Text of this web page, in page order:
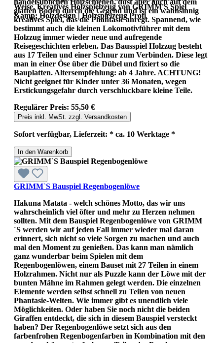
Weise. Kreatives Holzspielzeug von GRIMM'S Spiel
&amp; Holzdesign | Holzspielzeug Profi
glatten Boden durch die Gegend und ist ein wahnsinnig
kreatives Spiel, das die Phantasie anregt. Spannend, wie
bestimmt auch die kleinen Lokomotivführer mit dem
Holzzug immer wieder neue und aufregende
Reisegeschichten erleben. Das Bausspiel Holzzug besteht
aus 17 Teilen und einer Schnur zum Verbinden. Diese legt
man in einer Öse über die Dübel und fixiert so die
Bauplatten. Altersempfehlung: ab 4 Jahre. ACHTUNG!
Nicht geeignet für Kinder unter 36 Monaten, wegen
Erstickungsgefahr durch verschluckbare kleine Teile.
Regulärer Preis: 55,50 €
Preis inkl. MwSt. zzgl. Versandkosten
Sofort verfügbar, Lieferzeit: * ca. 10 Werktage *
In den Warenkorb
GRIMM`S Bauspiel Regenbogenlöwe
Hakuna Matata - welch schönes Motto, das wir uns
wahrscheinlich viel öfter und mehr zu Herzen nehmen
sollten. Mit dem Bauspiel Regenbogenlöwe von GRIMM
´S werden wir auf jeden Fall immer wieder mal daran
erinnert, sich nicht so viele Sorgen zu machen und auch
mal den Moment zu genießen. Das kann man nämlich
ganz wunderbar beim Spielen mit dem
Regenbogenlöwen, einem Bauset mit 27 Teilen in einem
Holzrahmen. Nicht nur als Puzzle kann der Löwe mit der
bunten Mähne im Rahmen gelegt werden. Die einzelnen
Elemente werden selbst schnell zu Teilen von neuen
Phantasie-Welten. Wie immer gibt es unendlich viele
Möglichkeiten. Oder haben Sie noch nicht die beiden
Giraffen entdeckt, die sich in diesem Bauspiel versteckt
haben? Der Regenbogenlöwe setzt sich aus den
farbenfrohen Regenbogenfarben in Kombination mit den